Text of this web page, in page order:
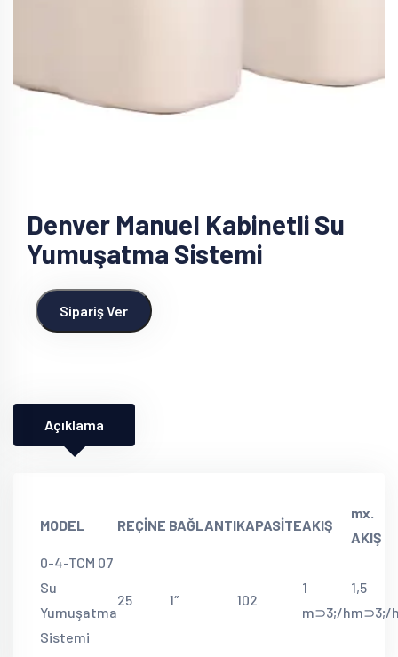
Denver Manuel Kabinetli Su
Yumuşatma Sistemi
Sipariş Ver
Açıklama
MODEL REÇİNE BAĞLANTIKAPASİTEAKIŞ
mx.
AKIŞ
0-4-TCM 07
Su
Yumuşatma
Sistemi
25 1″ 102
1
m⊃3;/h
1,5
m⊃3;/